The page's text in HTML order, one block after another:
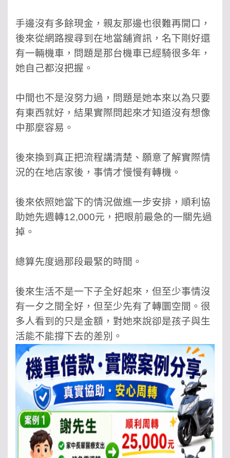
手邊沒有多餘現金，親友那邊也很難再開口，
後來從網路搜尋到在地當舖資訊， 名下剛好還
有一輛機車 ， 問題是那台機車已經騎很多年，
她自己都沒把握。
中間也不是沒努力過，問題是她本來以為只要
有東西就好，結果實際問起來才知道沒有想像
中那麼容易。
後來換到真正把流程講清楚、願意了解實際情
況的在地店家後，事情才慢慢有轉機。
後來依照她當下的情況做進一步安排，順利協
助她先週轉12,000元，把眼前最急的一關先過
掉。
總算先度過那段最緊的時間。
後來生活不是一下子全好起來，但至少事情沒
有一夕之間全好，但至少先有了轉圜空間。很
多人看到的只是金額，對她來說卻是孩子與生
活能不能撐下去的差別。